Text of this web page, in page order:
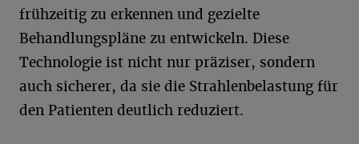
frühzeitig zu erkennen und gezielte
Behandlungspläne zu entwickeln. Diese
Technologie ist nicht nur präziser, sondern
auch sicherer, da sie die Strahlenbelastung für
den Patienten deutlich reduziert.